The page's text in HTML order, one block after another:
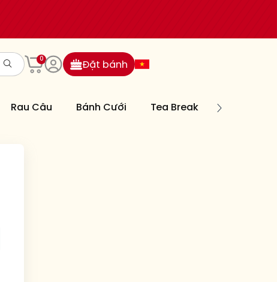
0
Đặt bánh
Rau Câu Bánh Cưới Tea Break